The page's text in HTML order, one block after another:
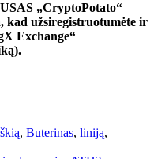
„CryptoPotato“
kad užsiregistruotumėte ir
Exchange“
, Buterinas, liniją,